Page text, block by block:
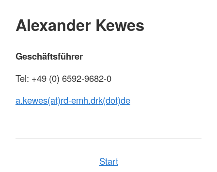
Alexander Kewes
Geschäftsführer
Tel: +49 (0) 6592-9682-0
a.kewes(at)rd-emh.drk(dot)de
Start